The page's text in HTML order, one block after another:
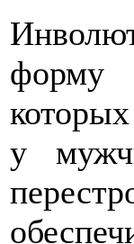
форму
у